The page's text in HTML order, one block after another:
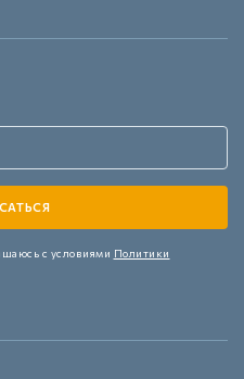
с условиями Политики